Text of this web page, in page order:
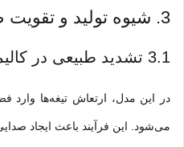
3. شیوه تولید و تقویت صدا
3.1 تشدید طبیعی در کالیمبای حفره‌دار
در این مدل، ارتعاش تیغه‌ها وارد
می‌شود. این فرآیند باعث ایجاد